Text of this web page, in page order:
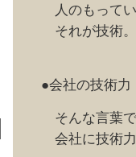
人のもってい
それが技術。
●会社の技術力
そんな言葉で
会社に技術力